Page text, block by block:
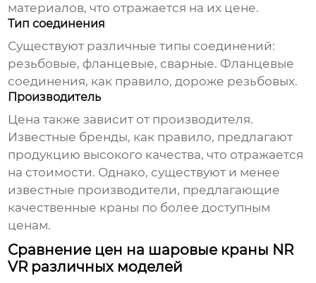
материалов, что отражается на их цене.
Тип соединения
Существуют различные типы соединений:
резьбовые, фланцевые, сварные. Фланцевые
соединения, как правило, дороже резьбовых.
Производитель
Цена также зависит от производителя.
Известные бренды, как правило, предлагают
продукцию высокого качества, что отражается
на стоимости. Однако, существуют и менее
известные производители, предлагающие
качественные краны по более доступным
ценам.
Сравнение цен на шаровые краны NR
VR различных моделей